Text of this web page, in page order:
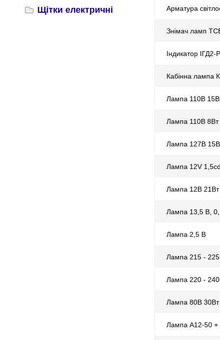
Щітки електричні
Арматура
Знімач ламп
Індикатор ІГД2-Р
Кабінна лампа
Лампа 110В
Лампа 110В 8Вт
Лампа 127В
Лампа 12V
Лампа 12В 21Вт
Лампа 13,5 В,
Лампа 2,5 В
Лампа 215 -
Лампа 220 -
Лампа 80В 30Вт
Лампа А12-50 +